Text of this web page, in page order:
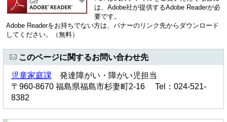
は、Adobe社が提供するAdobe Readerが必
要です。
Adobe Readerをお持ちでない方は、バナーのリンク先からダウンロード
してください。（無料）
このページに関するお問い合わせ先
児童家庭課 発達障がい・障がい児担当
〒960-8670 福島県福島市杉妻町2-16 Tel：024-521-
8382